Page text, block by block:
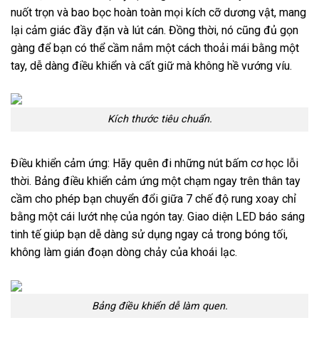
nuốt trọn và bao bọc hoàn toàn mọi kích cỡ dương vật, mang
lại cảm giác đầy đặn và lút cán. Đồng thời, nó cũng đủ gọn
gàng để bạn có thể cầm nắm một cách thoải mái bằng một
tay, dễ dàng điều khiển và cất giữ mà không hề vướng víu.
Kích thước tiêu chuẩn.
Điều khiển cảm ứng: Hãy quên đi những nút bấm cơ học lỗi
thời. Bảng điều khiển cảm ứng một chạm ngay trên thân tay
cầm cho phép bạn chuyển đổi giữa 7 chế độ rung xoay chỉ
bằng một cái lướt nhẹ của ngón tay. Giao diện LED báo sáng
tinh tế giúp bạn dễ dàng sử dụng ngay cả trong bóng tối,
không làm gián đoạn dòng chảy của khoái lạc.
Bảng điều khiển dễ làm quen.